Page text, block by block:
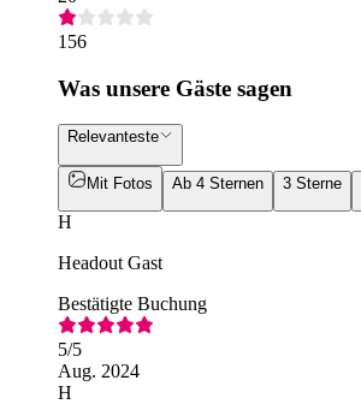
156
Was unsere Gäste sagen
Relevanteste
Mit Fotos Ab 4 Sternen 3 Sterne
H
Headout Gast
Bestätigte Buchung
5/5
Aug. 2024
H